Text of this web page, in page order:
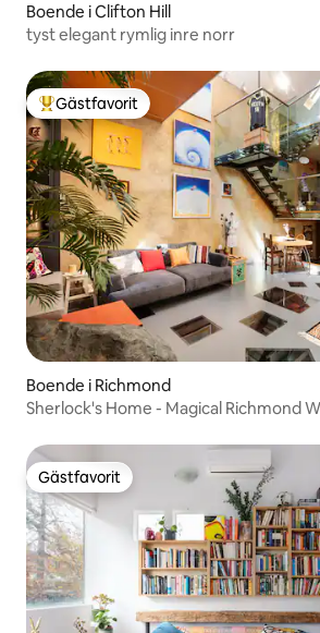
Boende i Clifton Hill
tyst elegant rymlig inre norr
Populär gästfavorit
Gästfavorit
Boende i Richmond
Sherlock's Home - Magical Richmond
Gästfavorit
Gästfavorit